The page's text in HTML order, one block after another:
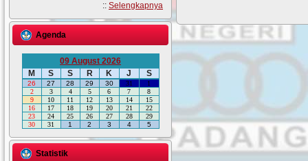
:: Selengkapnya
Agenda
09 August 2026
M
S S R K J S
26 27 28 29 30 31
1
2
3 4 5 6 7
8
9
10 11 12 13 14
15
16
17 18 19 20 21
22
23
24 25 26 27 28
29
30
31 1 2 3 4 5
Statistik